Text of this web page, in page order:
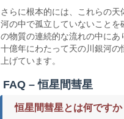
さらに根本的には、これらの
河の中で孤立していないこと
の物質の連続的な流れの中に
十億年にわたって天の川銀河の
上げています。
FAQ – 恒星間彗星
恒星間彗星とは何ですか